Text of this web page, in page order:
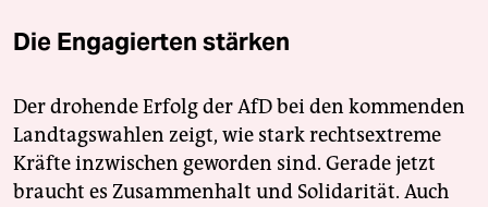
Die Engagierten stärken
Der drohende Erfolg der AfD bei den kommenden
Landtagswahlen zeigt, wie stark rechtsextreme
Kräfte inzwischen geworden sind. Gerade jetzt
braucht es Zusammenhalt und Solidarität. Auch